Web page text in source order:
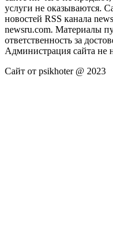
услуги не оказываются.
новостей RSS канала
newsru.com. Материалы
ответственность за
Администрация сайта не
Сайт от psikhoter @ 2023